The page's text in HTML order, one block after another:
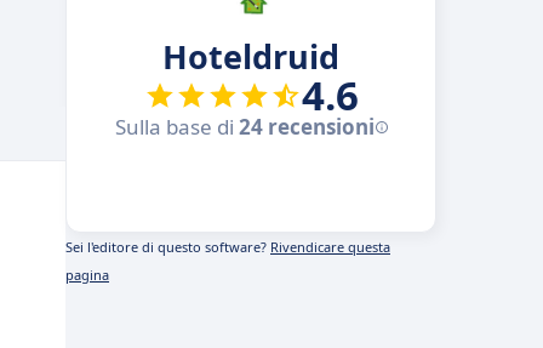
Hoteldruid
4.6
Sulla base di 24 recensioni
Sei l'editore di questo software? Rivendicare questa
pagina